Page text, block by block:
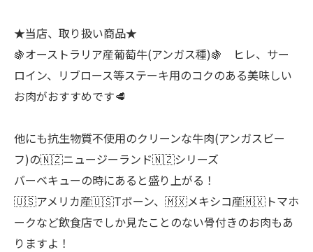
★当店、取り扱い商品★
🍇オーストラリア産葡萄牛(アンガス種)🍇 ヒレ、サー
ロイン、リブロース等ステーキ用のコクのある美味しい
お肉がおすすめです🥩
他にも抗生物質不使用のクリーンな牛肉(アンガスビー
フ)の🇳🇿ニュージーランド🇳🇿シリーズ
バーベキューの時にあると盛り上がる！
🇺🇸アメリカ産🇺🇸Tボーン、🇲🇽メキシコ産🇲🇽トマホ
ークなど飲食店でしか見たことのない骨付きのお肉もあ
りますよ！